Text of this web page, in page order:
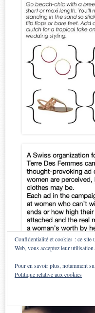
Confidentialité et cookies : ce site
Web, vous acceptez leur utilisation.
Pour en savoir plus, notamment
Politique relative aux cookies